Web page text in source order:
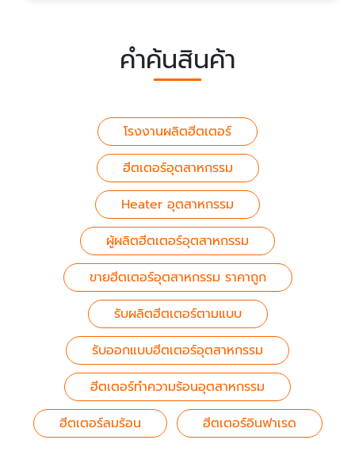
คำค้นสินค้า
โรงงานผลิตฮีตเตอร์
ฮีตเตอร์อุตสาหกรรม
Heater อุตสาหกรรม
ผู้ผลิตฮีตเตอร์อุตสาหกรรม
ขายฮีตเตอร์อุตสาหกรรม ราคาถูก
รับผลิตฮีตเตอร์ตามแบบ
รับออกแบบฮีตเตอร์อุตสาหกรรม
ฮีตเตอร์ทำความร้อนอุตสาหกรรม
ฮีตเตอร์ลมร้อน
ฮีตเตอร์อินฟาเรด